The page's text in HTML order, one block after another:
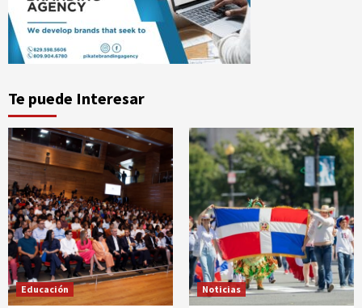
Te puede Interesar
Educación Noticias